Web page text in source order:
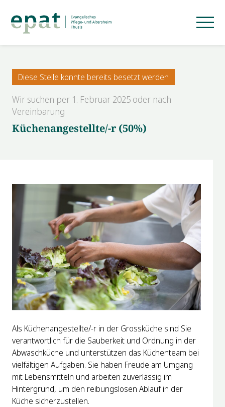
Diese Stelle konnte bereits besetzt werden
Wir suchen per 1. Februar 2025 oder nach
Vereinbarung
Küchenangestellte/-r (50%)
Als Küchenangestellte/-r in der Grossküche sind Sie
verantwortlich für die Sauberkeit und Ordnung in der
Abwaschküche und unterstützen das Küchenteam bei
vielfältigen Aufgaben. Sie haben Freude am Umgang
mit Lebensmitteln und arbeiten zuverlässig im
Hintergrund, um den reibungslosen Ablauf in der
Küche sicherzustellen.